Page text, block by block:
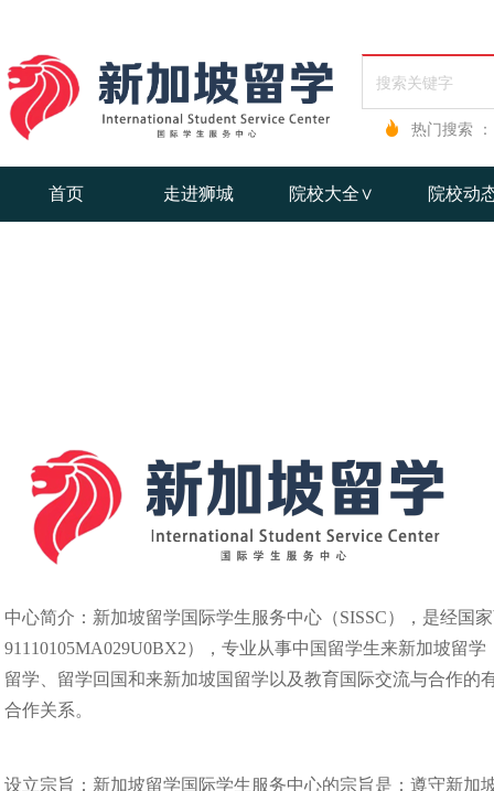
热门搜索 ：
首页 走进狮城 院校大全∨ 院校动
中心简介：新加坡留学国际学生服务中心（SISSC），是经国
91110105MA029U0BX2），专业从事中国留学生来新加坡留
留学、留学回国和来新加坡国留学以及教育国际交流与合作的
合作关系。
设立宗旨：新加坡留学国际学生服务中心的宗旨是：遵守新加